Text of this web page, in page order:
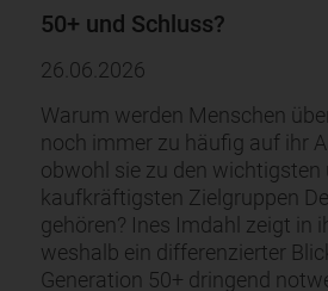
50+ und Schluss?
26.06.2026
Warum werden Menschen
noch immer zu häufig auf ihr
obwohl sie zu den wichtigsten
kaufkräftigsten Zielgruppen
gehören? Ines Imdahl zeigt in
weshalb ein differenzierter
Generation 50+ dringend